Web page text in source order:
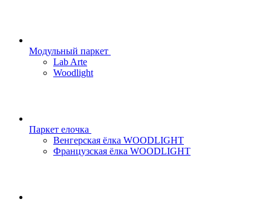
Модульный паркет
Lab Arte
Woodlight
Паркет елочка
Венгерская ёлка WOODLIGHT
Французская ёлка WOODLIGHT